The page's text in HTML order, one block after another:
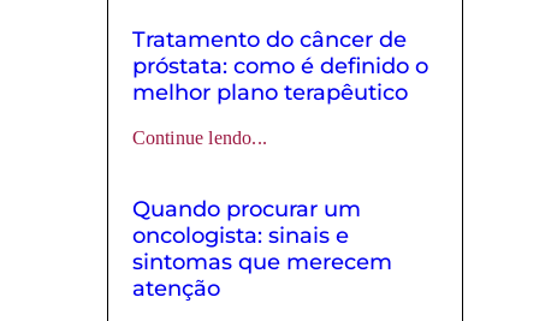
Tratamento do câncer de
próstata: como é definido o
melhor plano terapêutico
Continue lendo...
Quando procurar um
oncologista: sinais e
sintomas que merecem
atenção